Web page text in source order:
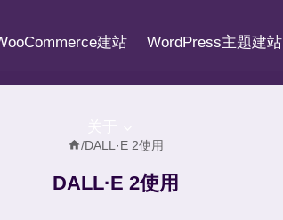
建站 WordPress主题建站
/DALL·E 2使用
DALL·E 2使用